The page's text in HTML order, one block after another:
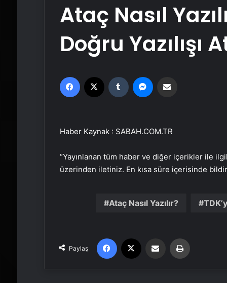
Ataç Nasıl
Doğru Yazılışı
Facebook Tumblr
Haber Kaynak : SABAH.COM.TR
“Yayınlanan tüm haber ve diğer içerikler ile
üzerinden iletiniz. En kısa süre içerisinde
Ataç Nasıl Yazılır?
Paylaş
Facebook Email'den paylaş